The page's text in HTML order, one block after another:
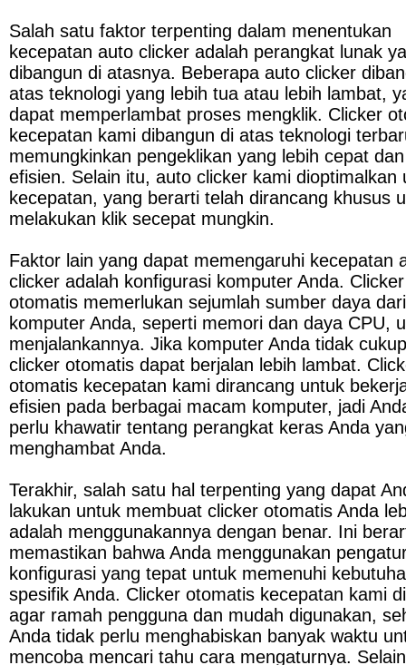
Salah satu faktor terpenting dalam menentukan
kecepatan auto clicker adalah perangkat lunak
dibangun di atasnya. Beberapa auto clicker
atas teknologi yang lebih tua atau lebih lambat,
dapat memperlambat proses mengklik. Clicker
kecepatan kami dibangun di atas teknologi
memungkinkan pengeklikan yang lebih cepat
efisien. Selain itu, auto clicker kami dioptimalkan
kecepatan, yang berarti telah dirancang khusus
melakukan klik secepat mungkin.
Faktor lain yang dapat memengaruhi kecepatan
clicker adalah konfigurasi komputer Anda. Clicker
otomatis memerlukan sejumlah sumber daya dari
komputer Anda, seperti memori dan daya CPU,
menjalankannya. Jika komputer Anda tidak
clicker otomatis dapat berjalan lebih lambat.
otomatis kecepatan kami dirancang untuk
efisien pada berbagai macam komputer, jadi
perlu khawatir tentang perangkat keras Anda
menghambat Anda.
Terakhir, salah satu hal terpenting yang dapat
lakukan untuk membuat clicker otomatis Anda
adalah menggunakannya dengan benar. Ini
memastikan bahwa Anda menggunakan
konfigurasi yang tepat untuk memenuhi
spesifik Anda. Clicker otomatis kecepatan kami
agar ramah pengguna dan mudah digunakan,
Anda tidak perlu menghabiskan banyak waktu
mencoba mencari tahu cara mengaturnya.